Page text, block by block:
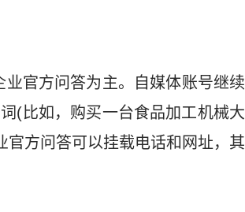
业官方问答为主。自媒体账号继续
(比如，购买一台食品加工机械大
方问答可以挂载电话和网址，其